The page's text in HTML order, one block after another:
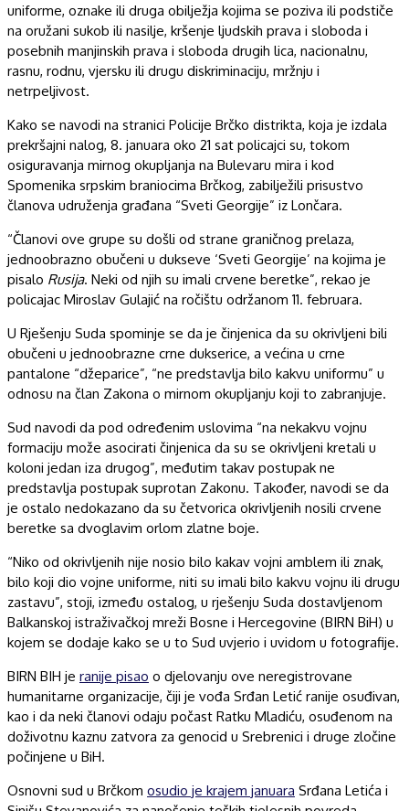
uniforme, oznake ili druga obilježja kojima se poziva ili podstiče
na oružani sukob ili nasilje, kršenje ljudskih prava i sloboda i
posebnih manjinskih prava i sloboda drugih lica, nacionalnu,
rasnu, rodnu, vjersku ili drugu diskriminaciju, mržnju i
netrpeljivost.
Kako se navodi na stranici Policije Brčko distrikta, koja je izdala
prekršajni nalog, 8. januara oko 21 sat policajci su, tokom
osiguravanja mirnog okupljanja na Bulevaru mira i kod
Spomenika srpskim braniocima Brčkog, zabilježili prisustvo
članova udruženja građana “Sveti Georgije” iz Lončara.
“Članovi ove grupe su došli od strane graničnog prelaza,
jednoobrazno obučeni u dukseve ‘Sveti Georgije’ na kojima je
pisalo Rusija. Neki od njih su imali crvene beretke”, rekao je
policajac Miroslav Gulajić na ročištu održanom 11. februara.
U Rješenju Suda spominje se da je činjenica da su okrivljeni bili
obučeni u jednoobrazne crne dukserice, a većina u crne
pantalone “džeparice”, “ne predstavlja bilo kakvu uniformu” u
odnosu na član Zakona o mirnom okupljanju koji to zabranjuje.
Sud navodi da pod određenim uslovima “na nekakvu vojnu
formaciju može asocirati činjenica da su se okrivljeni kretali u
koloni jedan iza drugog”, međutim takav postupak ne
predstavlja postupak suprotan Zakonu. Također, navodi se da
je ostalo nedokazano da su četvorica okrivljenih nosili crvene
beretke sa dvoglavim orlom zlatne boje.
“Niko od okrivljenih nije nosio bilo kakav vojni amblem ili znak,
bilo koji dio vojne uniforme, niti su imali bilo kakvu vojnu ili drugu
zastavu”, stoji, između ostalog, u rješenju Suda dostavljenom
Balkanskoj istraživačkoj mreži Bosne i Hercegovine (BIRN BiH) u
kojem se dodaje kako se u to Sud uvjerio i uvidom u fotografije.
BIRN BIH je ranije pisao o djelovanju ove neregistrovane
humanitarne organizacije, čiji je vođa Srđan Letić ranije osuđivan,
kao i da neki članovi odaju počast Ratku Mladiću, osuđenom na
doživotnu kaznu zatvora za genocid u Srebrenici i druge zločine
počinjene u BiH.
Osnovni sud u Brčkom osudio je krajem januara Srđana Letića i